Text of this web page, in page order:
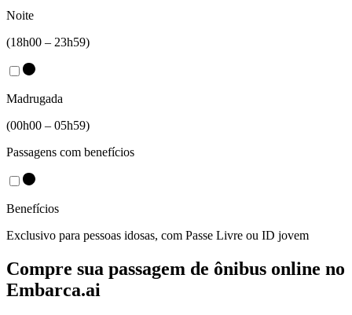
Noite
(18h00 – 23h59)
Madrugada
(00h00 – 05h59)
Passagens com benefícios
Benefícios
Exclusivo para pessoas idosas, com Passe Livre ou ID jovem
Compre sua passagem de ônibus online no
Embarca.ai